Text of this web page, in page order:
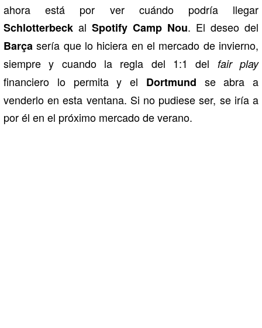
ahora está por ver cuándo podría llegar
Schlotterbeck al Spotify Camp Nou. El deseo del
Barçasería que lo hiciera en el mercado de invierno,
siempre y cuando la regla del 1:1 del fair play
financiero lo permita y el Dortmund se abra a
venderlo en esta ventana. Si no pudiese ser, se iría a
por él en el próximo mercado de verano.